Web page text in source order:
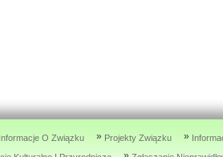
Informacje O Związku » Projekty Związku »